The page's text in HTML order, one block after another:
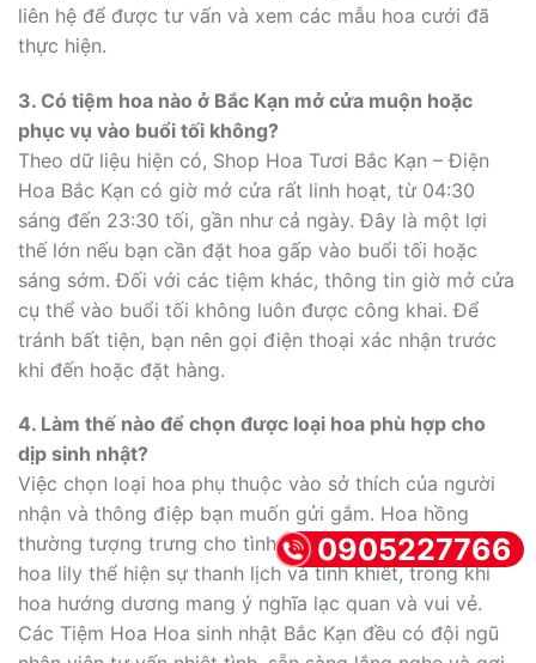
liên hệ để được tư vấn và xem các mẫu hoa cưới đã
thực hiện.
3. Có tiệm hoa nào ở Bắc Kạn mở cửa muộn hoặc
phục vụ vào buổi tối không?
Theo dữ liệu hiện có, Shop Hoa Tươi Bắc Kạn – Điện
Hoa Bắc Kạn có giờ mở cửa rất linh hoạt, từ 04:30
sáng đến 23:30 tối, gần như cả ngày. Đây là một lợi
thế lớn nếu bạn cần đặt hoa gấp vào buổi tối hoặc
sáng sớm. Đối với các tiệm khác, thông tin giờ mở cửa
cụ thể vào buổi tối không luôn được công khai. Để
tránh bất tiện, bạn nên gọi điện thoại xác nhận trước
khi đến hoặc đặt hàng.
4. Làm thế nào để chọn được loại hoa phù hợp cho
dịp sinh nhật?
Việc chọn loại hoa phụ thuộc vào sở thích của người
nhận và thông điệp bạn muốn gửi gắm. Hoa hồng
thường tượng trưng cho tình yêu và sự ngưỡng mộ,
hoa lily thể hiện sự thanh lịch và tinh khiết, trong khi
hoa hướng dương mang ý nghĩa lạc quan và vui vẻ.
Các Tiệm Hoa Hoa sinh nhật Bắc Kạn đều có đội ngũ
0905227766